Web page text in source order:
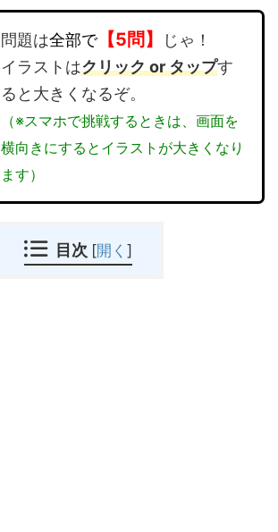
問題は全部で【5問】
じゃ！
イラストはクリック or タップす
ると大きくなるぞ。
（※スマホで挑戦するときは、画面を
横向きにするとイラストが大きくなり
ます）
目次 [開く ]